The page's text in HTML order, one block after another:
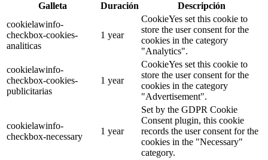
Galleta Duración
Descripción
cookielawinfo-
checkbox-cookies-
analiticas
1 year
CookieYes set this cookie to
store the user consent for the
cookies in the category
"Analytics".
cookielawinfo-
checkbox-cookies-
publicitarias
1 year
CookieYes set this cookie to
store the user consent for the
cookies in the category
"Advertisement".
cookielawinfo-
checkbox-necessary
1 year
Set by the GDPR Cookie
Consent plugin, this cookie
records the user consent for the
cookies in the "Necessary"
category.